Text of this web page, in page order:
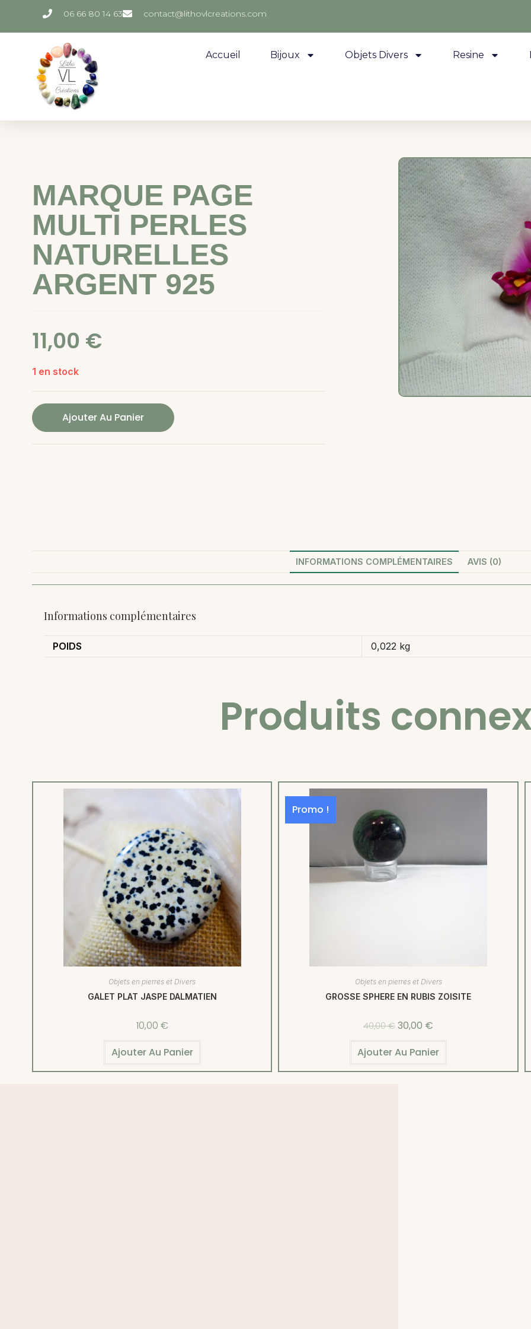
06 66 80 14 63 contact@lithovlcreations.com
Accueil Bijoux Objets Divers Resine
MARQUE PAGE
MULTI PERLES
NATURELLES
ARGENT 925
11,00 €
1 en stock
Ajouter Au Panier
INFORMATIONS COMPLÉMENTAIRES AVIS (0)
Informations complémentaires
POIDS 0,022 kg
Produits
Objets en pierres et Divers
GALET PLAT JASPE DALMATIEN
10,00 €
Ajouter Au Panier
Promo !
Objets en pierres et Divers
GROSSE SPHERE EN RUBIS ZOISITE
40,00€ 30,00 €
Ajouter Au Panier